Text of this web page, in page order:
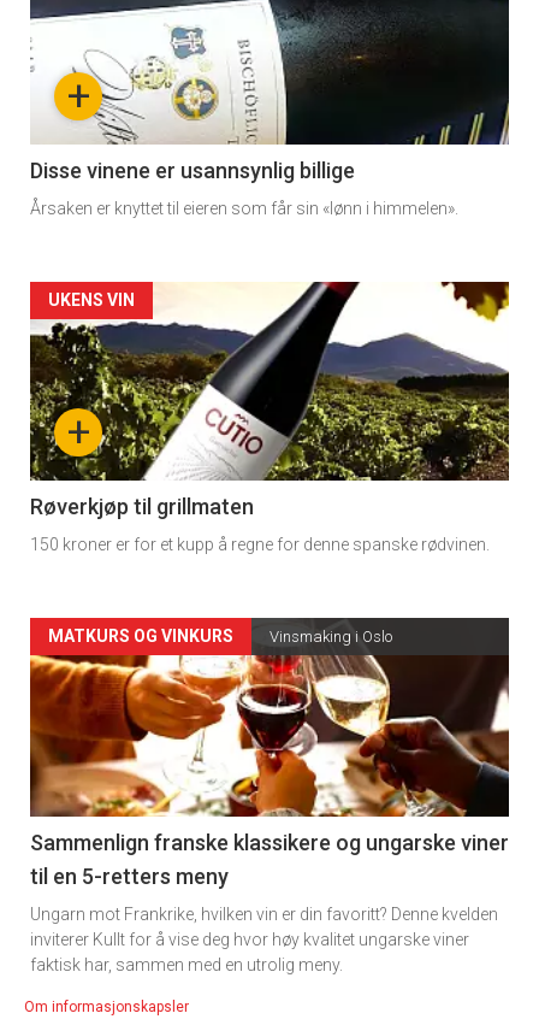
akkurat
nå
3
+
Disse vinene er usannsynlig billige
Årsaken er knyttet til eieren som får sin «lønn i himmelen».
Forsiden
akkurat
nå
-
4
+
UKENS VIN
Røverkjøp til grillmaten
150 kroner er for et kupp å regne for denne spanske rødvinen.
Forsiden
akkurat
nå
-
5
MATKURS OG VINKURS Vinsmaking i Oslo
Sammenlign franske klassikere og ungarske viner
til en 5-retters meny
Ungarn mot Frankrike, hvilken vin er din favoritt? Denne kvelden
inviterer Kullt for å vise deg hvor høy kvalitet ungarske viner
faktisk har, sammen med en utrolig meny.
Om informasjonskapsler